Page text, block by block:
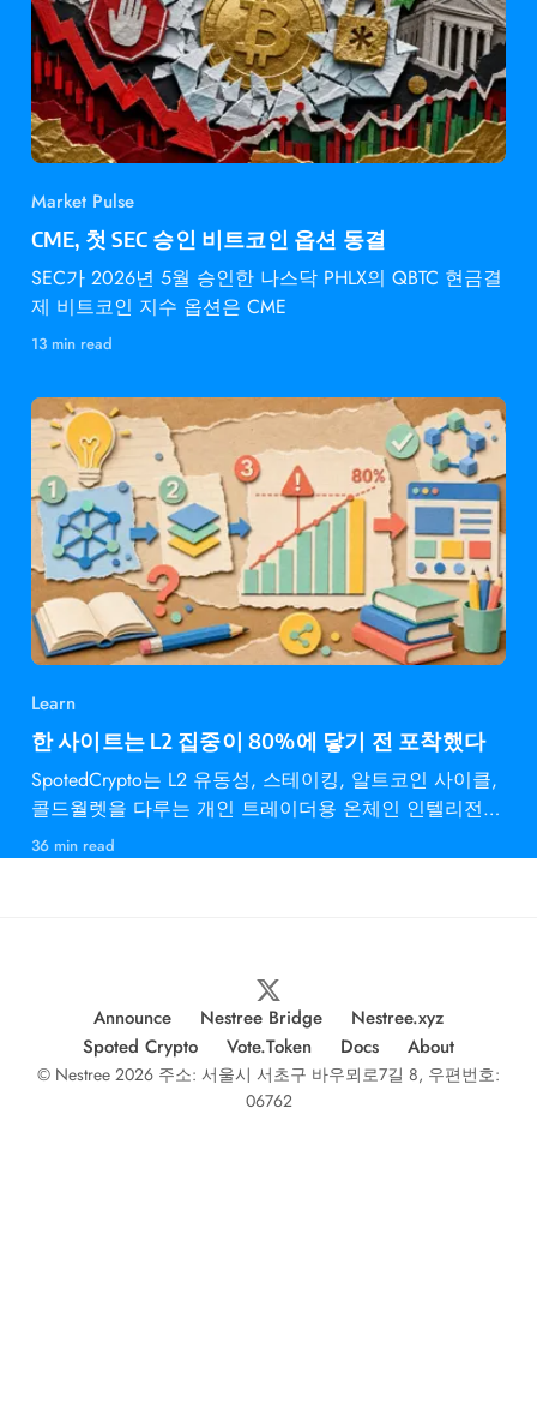
Market Pulse
CME, 첫 SEC 승인 비트코인 옵션 동결
SEC가 2026년 5월 승인한 나스닥 PHLX의 QBTC 현금결
제 비트코인 지수 옵션은 CME
13 min read
Learn
한 사이트는 L2 집중이 80%에 닿기 전 포착했다
SpotedCrypto는 L2 유동성, 스테이킹, 알트코인 사이클,
콜드월렛을 다루는 개인 트레이더용 온체인 인텔리전스
다.
36 min read
Announce Nestree Bridge
Nestree.xyz
Spoted Crypto
Vote.Token Docs About
© Nestree 2026 주소: 서울시 서초구 바우뫼로7길 8, 우편번호:
06762